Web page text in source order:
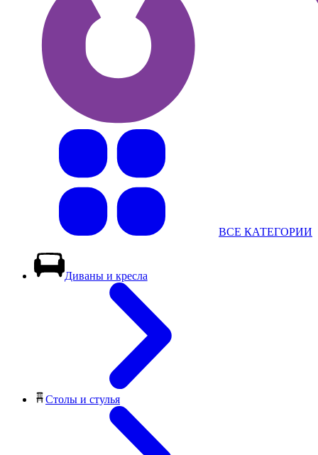
ВСЕ КАТЕГОРИИ
Диваны и кресла
Столы и стулья